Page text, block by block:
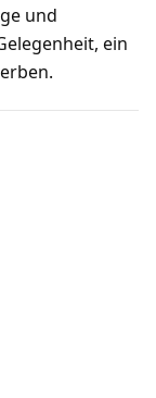
und
ein